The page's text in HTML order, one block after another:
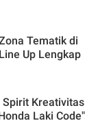
Tematik di
Up Lengkap
Spirit Kreativitas
Laki Code"